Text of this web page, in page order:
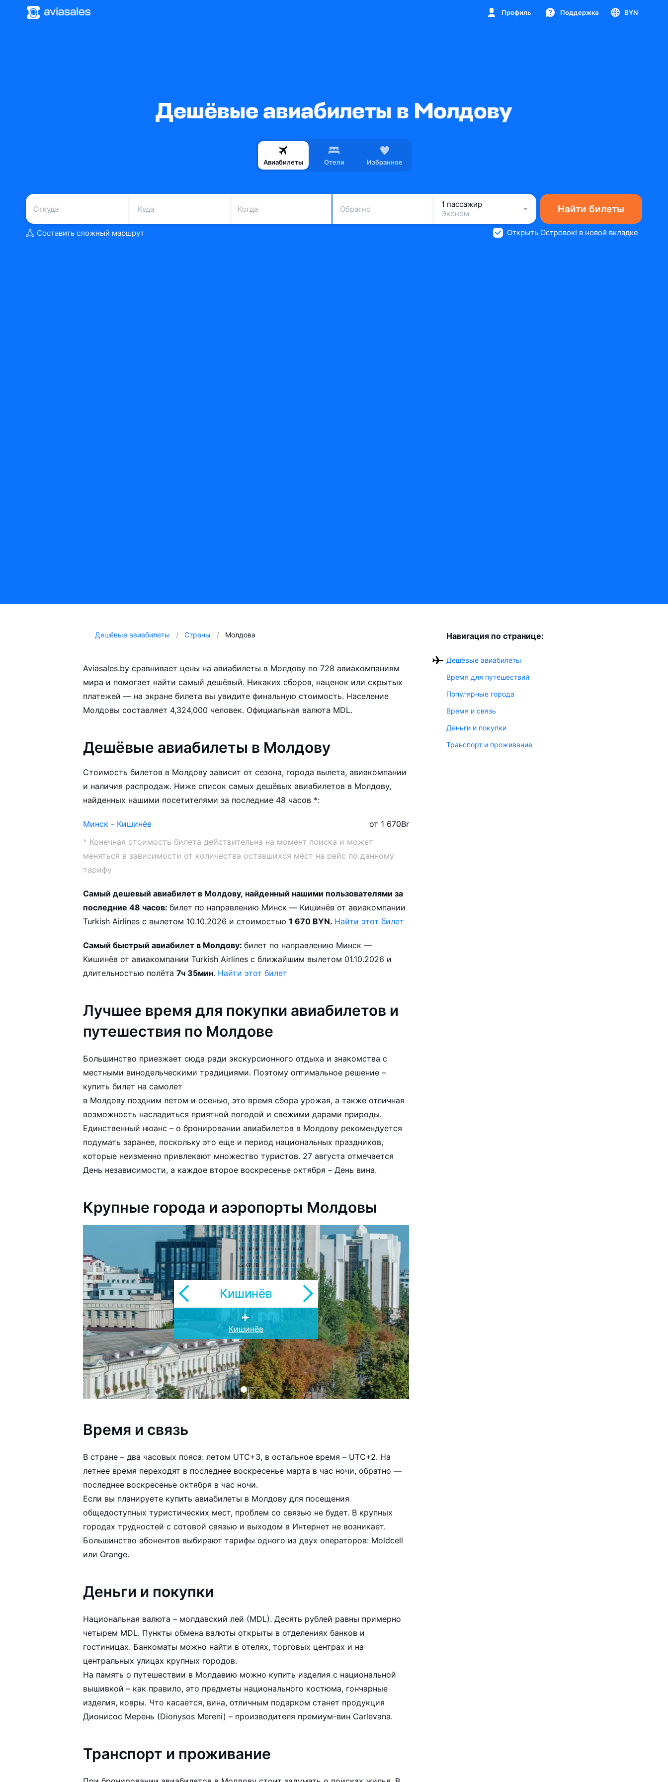
Профиль Поддержка BYN
Дешёвые авиабилеты в Молдову
Авиабилеты Отели Избранное
Когда Обратно
1 пассажир
Эконом
Найти билеты
Составить сложный маршрут Открыть Островок! в новой вкладке
Дешёвые авиабилеты Страны Молдова
Aviasales.by сравнивает цены на авиабилеты в Молдову по 728 авиакомпаниям
мира и помогает найти самый дешёвый. Никаких сборов, наценок или скрытых
платежей — на экране билета вы увидите финальную стоимость. Население
Молдовы составляет 4,324,000 человек. Официальная валюта MDL.
Дешёвые авиабилеты в Молдову
Стоимость билетов в Молдову зависит от сезона, города вылета, авиакомпании
и наличия распродаж. Ниже список самых дешёвых авиабилетов в Молдову,
найденных нашими посетителями за последние 48 часов *:
Минск - Кишинёв от 1 670Br
* Конечная стоимость билета действительна на момент поиска и может
меняться в зависимости от количества оставшихся мест на рейс по данному
тарифу
Самый дешевый авиабилет в Молдову, найденный нашими пользователями за
последние 48 часов:билет по направлению Минск — Кишинёв от авиакомпании
Turkish Airlines с вылетом 10.10.2026 и стоимостью1 670 BYN. Найти этот билет
Самый быстрый авиабилет в Молдову:билет по направлению Минск —
Кишинёв от авиакомпании Turkish Airlines с ближайшим вылетом 01.10.2026 и
длительностью полёта7ч 35мин. Найти этот билет
Лучшее время для покупки авиабилетов и
путешествия по Молдове
Большинство приезжает сюда ради экскурсионного отдыха и знакомства с
местными винодельческими традициями. Поэтому оптимальное решение –
купить билет на самолет
в Молдову поздним летом и осенью, это время сбора урожая, а также отличная
возможность насладиться приятной погодой и свежими дарами природы.
Единственный нюанс – о бронировании авиабилетов в Молдову рекомендуется
подумать заранее, поскольку это еще и период национальных праздников,
которые неизменно привлекают множество туристов. 27 августа отмечается
День независимости, а каждое второе воскресенье октября – День вина.
Крупные города и аэропорты Молдовы
Кишинёв
Кишинёв
Время и связь
В стране – два часовых пояса: летом UTC+3, в остальное время – UTC+2. На
летнее время переходят в последнее воскресенье марта в час ночи, обратно —
последнее воскресенье октября в час ночи.
Если вы планируете купить авиабилеты в Молдову для посещения
общедоступных туристических мест, проблем со связью не будет. В крупных
городах трудностей с сотовой связью и выходом в Интернет не возникает.
Большинство абонентов выбирают тарифы одного из двух операторов: Moldcell
или Orange.
Деньги и покупки
Национальная валюта – молдавский лей (MDL). Десять рублей равны примерно
четырем MDL. Пункты обмена валюты открыты в отделениях банков и
гостиницах. Банкоматы можно найти в отелях, торговых центрах и на
центральных улицах крупных городов.
На память о путешествии в Молдавию можно купить изделия с национальной
вышивкой – как правило, это предметы национального костюма, гончарные
изделия, ковры. Что касается, вина, отличным подарком станет продукция
Дионисос Мерень (Dionysos Mereni) – производителя премиум-вин Carlevana.
Транспорт и проживание
Навигация по странице:
Дешёвые авиабилеты
Время для путешествий
Популярные города
Время и связь
Деньги и покупки
Транспорт и проживание